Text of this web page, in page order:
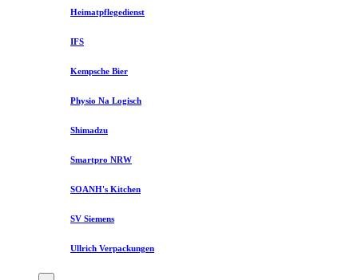
Heimatpflegedienst
IFS
Kempsche Bier
Physio Na Logisch
Shimadzu
Smartpro NRW
SOANH's Kitchen
SV Siemens
Ullrich Verpackungen